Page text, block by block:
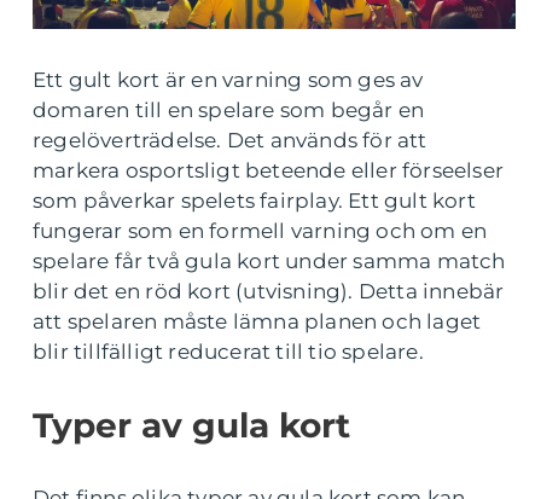
Ett gult kort är en varning som ges av
domaren till en spelare som begår en
regelöverträdelse. Det används för att
markera osportsligt beteende eller förseelser
som påverkar spelets fairplay. Ett gult kort
fungerar som en formell varning och om en
spelare får två gula kort under samma match
blir det en röd kort (utvisning). Detta innebär
att spelaren måste lämna planen och laget
blir tillfälligt reducerat till tio spelare.
Typer av gula kort